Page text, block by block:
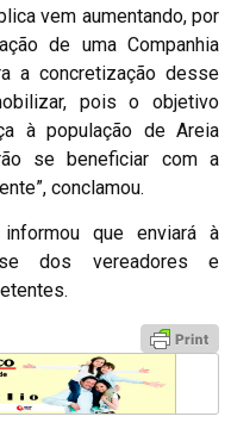
vem aumentando, por
de uma Companhia
a concretização desse
pois o objetivo
à população de Areia
se beneficiar com a
conclamou.
que enviará à
dos vereadores e